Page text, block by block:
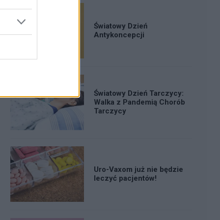
Światowy Dzień
Antykoncepcji
Światowy Dzień Tarczycy:
Walka z Pandemią Chorób
Tarczycy
Uro-Vaxom już nie będzie
leczyć pacjentów!